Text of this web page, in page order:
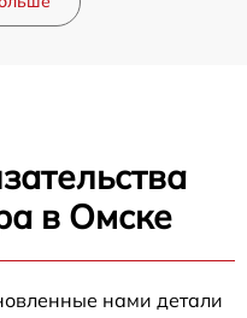
в Омске
нами детали